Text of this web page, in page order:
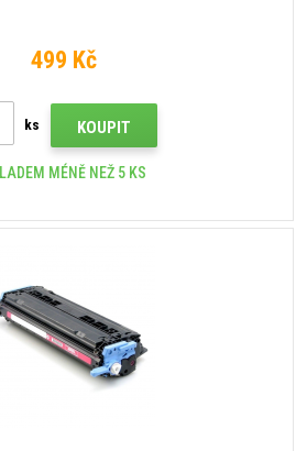
499 Kč
ks KOUPIT
MÉNĚ NEŽ 5 KS